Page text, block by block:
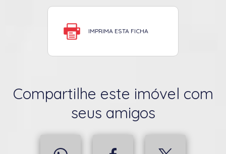
IMPRIMA ESTA FICHA
Compartilhe este imóvel com
seus amigos